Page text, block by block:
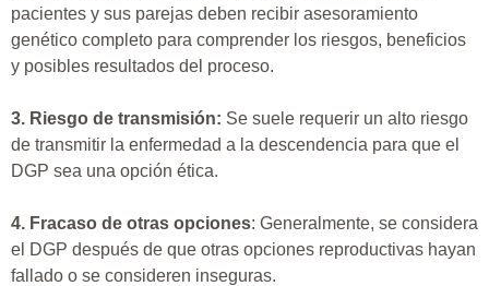
pacientes y sus parejas deben recibir asesoramiento
genético completo para comprender los riesgos, beneficios
y posibles resultados del proceso.
3. Riesgo de transmisión: Se suele requerir un alto riesgo
de transmitir la enfermedad a la descendencia para que el
DGP sea una opción ética.
4. Fracaso de otras opciones: Generalmente, se considera
el DGP después de que otras opciones reproductivas hayan
fallado o se consideren inseguras.